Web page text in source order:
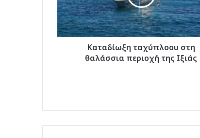
της
Ιξιάς
Kαταδίωξη ταχύπλοου στη
θαλάσσια περιοχή της Ιξιάς